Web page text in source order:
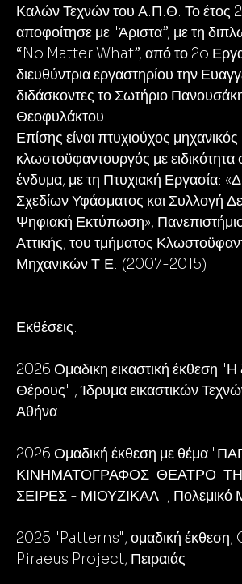
Καλών Τεχνών του Α.Π.Θ. Το έτος
αποφοίτησε με "Άριστα”, με τη
“No Matter What”, από το 2o
διευθύντρια εργαστηρίου την
διδάσκοντες το Σωτήριο
Θεοφυλάκτου.
Επίσης είναι πτυχιούχος μηχανικός
κλωστοϋφαντουργός με ειδικότητα
ένδυμα, με τη Πτυχιακή Εργασία:
Σχεδίων Υφάσματος και Συλλογή
Ψηφιακή Εκτύπωση»,
Αττικής, του τμήματος
Μηχανικών Τ.Ε. (2007-2015)
Εκθέσεις:
2026 Ομαδικη εικαστική έκθεση "Η
Θέρους" , Ίδρυμα εικαστικών
Αθήνα
2026 Ομαδική έκθεση με θέμα
ΚΙΝΗΜΑΤΟΓΡΑΦΟΣ-ΘΕΑΤΡΟ-
ΣΕΙΡΕΣ - ΜΙΟΥΖΙΚΑΛ'', Πολεμικό
2025 "Patterns", ομαδική έκθεση,
Piraeus Project, Πειραιάς